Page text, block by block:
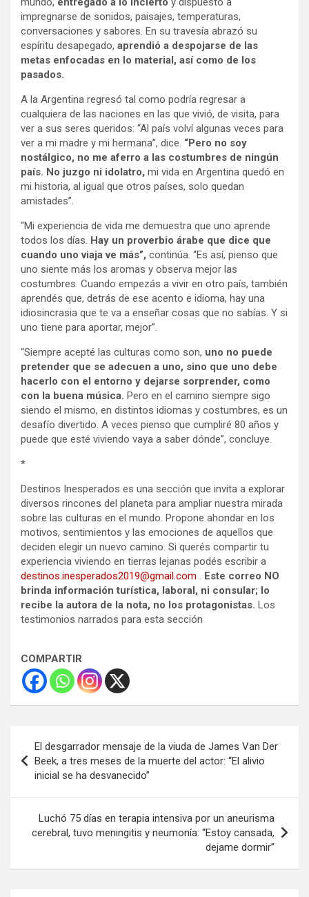
impregnarse de sonidos, paisajes, temperaturas,
conversaciones y sabores. En su travesía abrazó su
espíritu desapegado, aprendió a despojarse de las
metas enfocadas en lo material, así como de los
pasados.
A la Argentina regresó tal como podría regresar a
cualquiera de las naciones en las que vivió, de visita, para
ver a sus seres queridos: “Al país volví algunas veces para
ver a mi madre y mi hermana”, dice. “Pero no soy
nostálgico, no me aferro a las costumbres de ningún
país. No juzgo ni idolatro, mi vida en Argentina quedó en
mi historia, al igual que otros países, solo quedan
amistades”.
“Mi experiencia de vida me demuestra que uno aprende
todos los días. Hay un proverbio árabe que dice que
cuando uno viaja ve más”, continúa. “Es así, pienso que
uno siente más los aromas y observa mejor las
costumbres. Cuando empezás a vivir en otro país, también
aprendés que, detrás de ese acento e idioma, hay una
idiosincrasia que te va a enseñar cosas que no sabías. Y si
uno tiene para aportar, mejor”.
“Siempre acepté las culturas como son, uno no puede
pretender que se adecuen a uno, sino que uno debe
hacerlo con el entorno y dejarse sorprender, como
con la buena música. Pero en el camino siempre sigo
siendo el mismo, en distintos idiomas y costumbres, es un
desafío divertido. A veces pienso que cumpliré 80 años y
puede que esté viviendo vaya a saber dónde”, concluye.
*
Destinos Inesperados es una sección que invita a explorar
diversos rincones del planeta para ampliar nuestra mirada
sobre las culturas en el mundo. Propone ahondar en los
motivos, sentimientos y las emociones de aquellos que
deciden elegir un nuevo camino. Si querés compartir tu
experiencia viviendo en tierras lejanas podés escribir a
destinos.inesperados2019@gmail.com . Este correo NO
brinda información turística, laboral, ni consular; lo
recibe la autora de la nota, no los protagonistas. Los
testimonios narrados para esta sección
COMPARTIR
de
entradas
El desgarrador mensaje de la viuda de James Van Der
Beek, a tres meses de la muerte del actor: “El alivio
inicial se ha desvanecido”
Luchó 75 días en terapia intensiva por un aneurisma
cerebral, tuvo meningitis y neumonía: “Estoy cansada,
dejame dormir”